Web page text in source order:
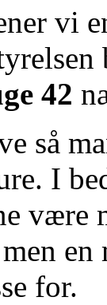
vi
42
så
I
være
for.